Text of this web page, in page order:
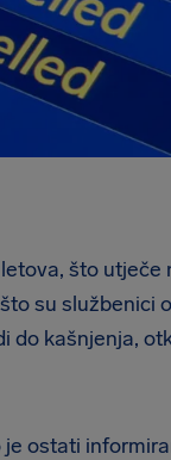
što utječe
su službenici
do kašnjenja,
ostati